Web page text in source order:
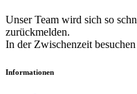
Unser Team wird sich so
zurückmelden.
In der Zwischenzeit
Informationen